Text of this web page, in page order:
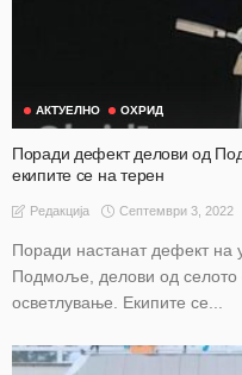
АКТУЕЛНО ОХРИД
Поради дефект делови од
екипите се на терен
Редакција Септември 3, 2022
Поради настанат дефект на
Подмоље, делови од селото
осветлување. Екипите се...